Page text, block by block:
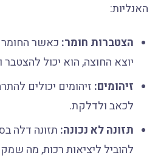
האנליות:
הצטברות חומר:כאשר החומר
יוצא החוצה, הוא יכול להצטבר
זיהומים:זיהומים יכולים
לכאב ולדלקת.
תזונה לא נכונה:תזונה דלה
להוביל ליציאות רכות, מה